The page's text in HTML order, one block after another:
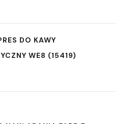
DO KAWY
WE8 (15419)